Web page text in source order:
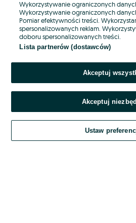
Hasło
Nie pamiętasz hasła?
Zaloguj się
Kontynuując za pośrednictwem jednego z
Regulamin serwisu OLX.pl w
Wykorzystywanie ograniczonych
Wykorzystywanie ograniczonych
Pomiar efektywności treści.
spersonalizowanych reklam.
doboru spersonalizowanych treści.
Lista partnerów (dostawców)
Akceptuj
Akceptuj
Ustaw